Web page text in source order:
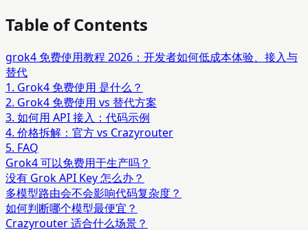
Table of Contents
grok4 免费使用教程 2026：开发者如何低成本体验、接入与
替代
1. Grok4 免费使用 是什么？
2. Grok4 免费使用 vs 替代方案
3. 如何用 API 接入：代码示例
4. 价格拆解：官方 vs Crazyrouter
5. FAQ
Grok4 可以免费用于生产吗？
没有 Grok API Key 怎么办？
多模型路由会不会影响代码复杂度？
如何判断哪个模型最便宜？
Crazyrouter 适合什么场景？